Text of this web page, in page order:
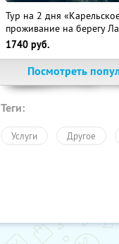
Тур на 2 дня
проживание на берегу
1740 руб.
Посмотреть
Теги:
Услуги Другое